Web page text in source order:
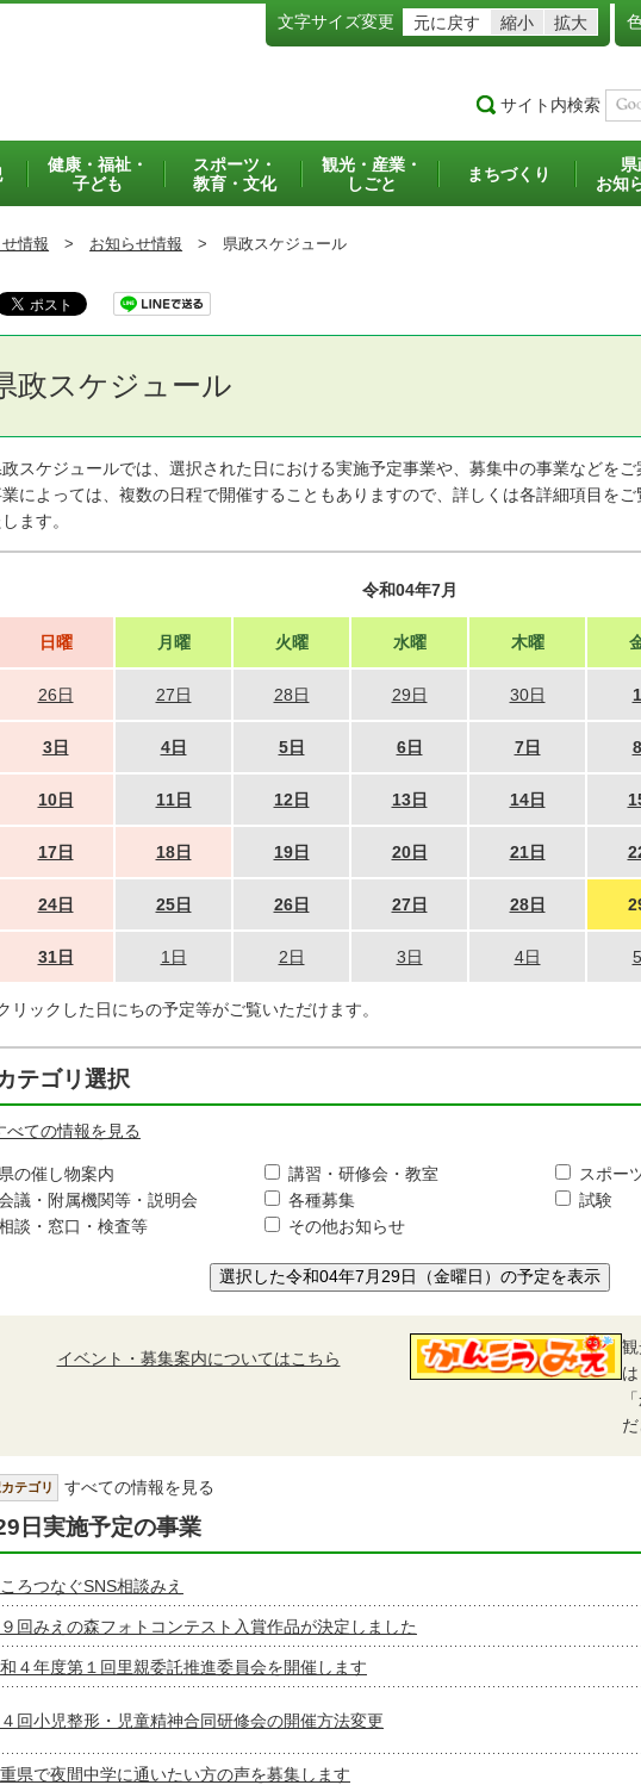
文字サイズ変更 元に戻す 縮小 拡大
サイト内検索
健康・福祉・
子ども
スポーツ・
教育・文化
観光・産業・
しごと
まちづくり
県
お知
情報 > お知らせ情報 > 県政スケジュール
政スケジュール
ケジュールでは、選択された日における実施予定事業や、募集中の事業などをご
よっては、複数の日程で開催することもありますので、詳しくは各詳細項目をご
ます。
令和04年7月
日曜 月曜 火曜 水曜 木曜
26日 27日 28日 29日 30日
3日 4日 5日 6日 7日
10日 11日 12日 13日 14日
17日 18日 19日 20日 21日
24日 25日 26日 27日 28日
31日 1日 2日 3日 4日
リックした日にちの予定等がご覧いただけます。
テゴリ選択
べての情報を見る
の催し物案内 講習・研修会・教室
スポー
議・附属機関等・説明会
各種募集
試験
談・窓口・検査等
その他お知らせ
選択した令和04年7月29日（金曜日）の予定を表示
イベント・募集案内についてはこちら
は
だ
テゴリ すべての情報を見る
日実施予定の事業
ろつなぐSNS相談みえ
回みえの森フォトコンテスト入賞作品が決定しました
４年度第１回里親委託推進委員会を開催します
回小児整形・児童精神合同研修会の開催方法変更
県で夜間中学に通いたい方の声を募集します